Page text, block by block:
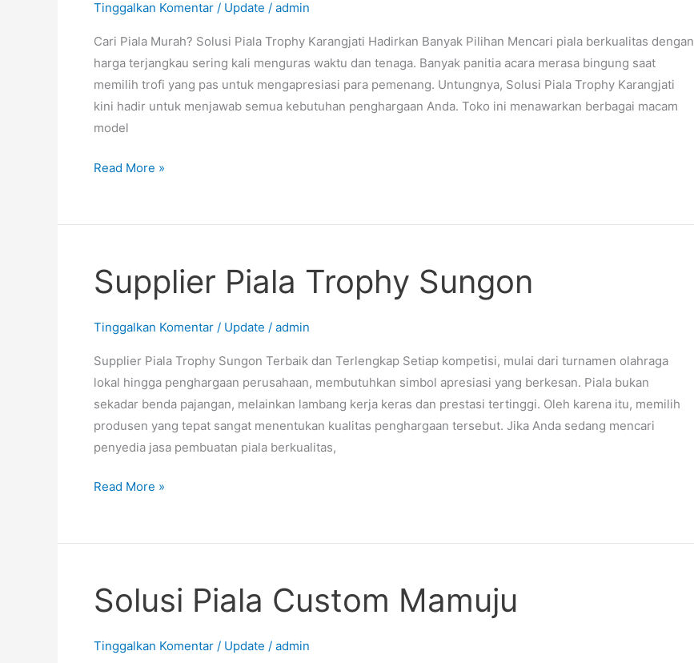
Tinggalkan Komentar / Update / admin
Cari Piala Murah? Solusi Piala Trophy Karangjati Hadirkan Banyak Pilihan Mencari piala berkualitas dengan
harga terjangkau sering kali menguras waktu dan tenaga. Banyak panitia acara merasa bingung saat
memilih trofi yang pas untuk mengapresiasi para pemenang. Untungnya, Solusi Piala Trophy Karangjati
kini hadir untuk menjawab semua kebutuhan penghargaan Anda. Toko ini menawarkan berbagai macam
model
Karangjati
Read More »
Supplier Piala Trophy Sungon
Tinggalkan Komentar / Update / admin
Supplier Piala Trophy Sungon Terbaik dan Terlengkap Setiap kompetisi, mulai dari turnamen olahraga
lokal hingga penghargaan perusahaan, membutuhkan simbol apresiasi yang berkesan. Piala bukan
sekadar benda pajangan, melainkan lambang kerja keras dan prestasi tertinggi. Oleh karena itu, memilih
produsen yang tepat sangat menentukan kualitas penghargaan tersebut. Jika Anda sedang mencari
penyedia jasa pembuatan piala berkualitas,
Supplier
Piala
Sungon
Read More »
Solusi Piala Custom Mamuju
Tinggalkan Komentar / Update / admin
Solusi
Piala
Mamuju